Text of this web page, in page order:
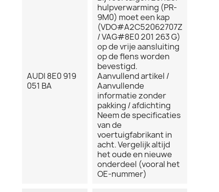
AUDI 8E0 919
051 BA
hulpverwarming (PR-
9M0) moet een kap
(VDO#A2C52062707Z
/ VAG#8E0 201 263 G)
op de vrije aansluiting
op de flens worden
bevestigd.
Aanvullend artikel /
Aanvullende
informatie zonder
pakking / afdichting
Neem de specificaties
van de
voertuigfabrikant in
acht. Vergelijk altijd
het oude en nieuwe
onderdeel (vooral het
OE-nummer)